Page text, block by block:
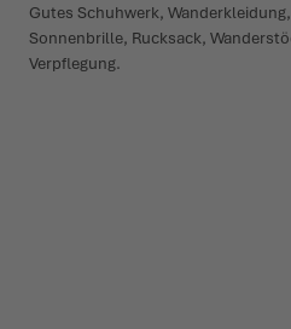
Gutes Schuhwerk,
Sonnen­brille, Rucksack,
Verpflegung.